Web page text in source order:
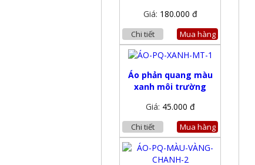
Giá: 180.000 đ
Chi tiết Mua hàng
Áo phản quang màu
xanh môi trường
Giá: 45.000 đ
Chi tiết Mua hàng